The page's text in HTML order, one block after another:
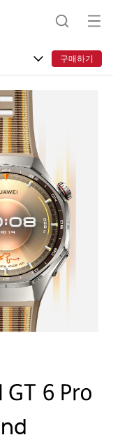
열
기
메
구매하기